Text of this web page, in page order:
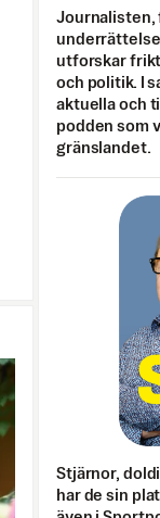
utforskar
och politik. I
aktuella och
podden som
gränslandet.
Stjärnor,
har de sin